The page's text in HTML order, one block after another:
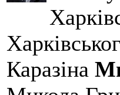
Каразіна